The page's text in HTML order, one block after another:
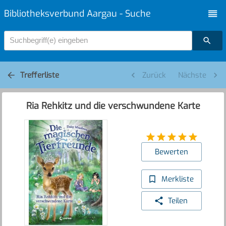
Bibliotheksverbund Aargau - Suche
Suchbegriff(e) eingeben
Trefferliste Zurück Nächste
Ria Rehkitz und die verschwundene Karte
Bewerten
Merkliste
Teilen